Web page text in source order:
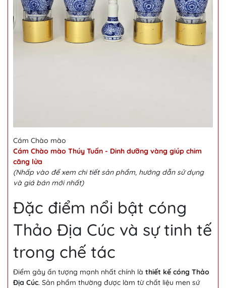
Cám Chào mào
Cám Chào mào Thúy Tuấn - Dinh dưỡng vàng giúp chim
căng lửa
(Nhấp vào để xem chi tiết sản phẩm, hướng dẫn sử dụng
và giá bán mới nhất)
Đặc điểm nổi bật cóng
Thảo Địa Cúc và sự tinh tế
trong chế tác
Điểm gây ấn tượng mạnh nhất chính là thiết kế cóng Thảo
Địa Cúc. Sản phẩm thường được làm từ chất liệu men sứ